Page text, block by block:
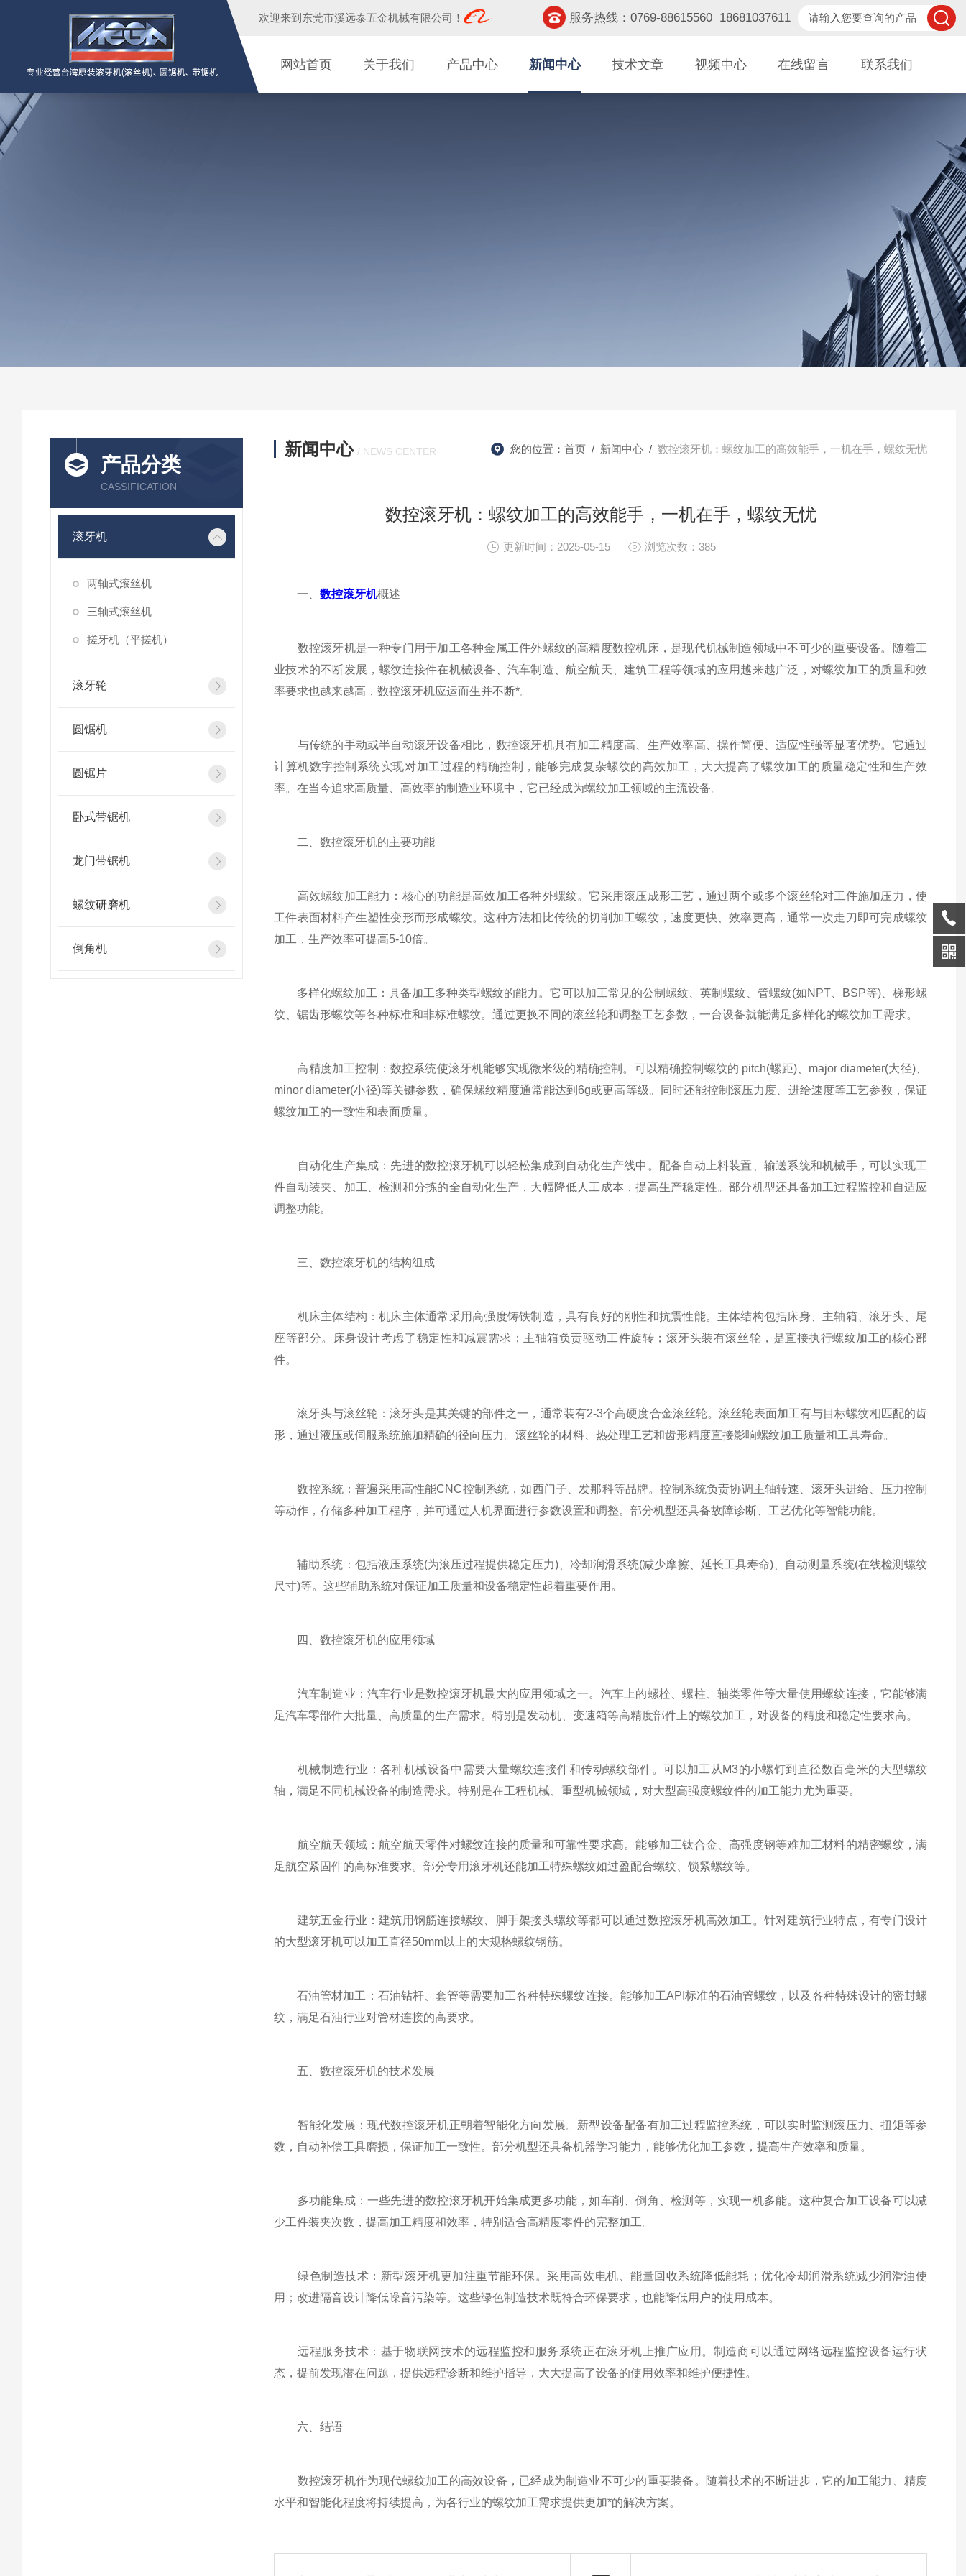
欢迎来到 东莞市溪远泰五金机械有限公司 ！ 服务热线：0769-88615560 18681037611
网站首页 关于我们 产品中心 新闻中心 技术文章 视频中心 在线留言 联系我们
产品分类
CASSIFICATION
滚牙机
两轴式滚丝机
三轴式滚丝机
搓牙机（平搓机）
滚牙轮
圆锯机
圆锯片
卧式带锯机
龙门带锯机
螺纹研磨机
倒角机
新闻中心 / NEWS CENTER 您的位置： 首页 / 新闻中心 / 数控滚牙机：螺纹加工的高效能手，一机在手，螺纹无忧
数控滚牙机：螺纹加工的高效能手，一机在手，螺纹无忧
更新时间：2025-05-15 浏览次数：385
一、数控滚牙机概述
数控滚牙机是一种专门用于加工各种金属工件外螺纹的高精度数控机床，是现代机械制造领域中不可少的重要设备。随着工
业技术的不断发展，螺纹连接件在机械设备、汽车制造、航空航天、建筑工程等领域的应用越来越广泛，对螺纹加工的质量和效
率要求也越来越高，数控滚牙机应运而生并不断*。
与传统的手动或半自动滚牙设备相比，数控滚牙机具有加工精度高、生产效率高、操作简便、适应性强等显著优势。它通过
计算机数字控制系统实现对加工过程的精确控制，能够完成复杂螺纹的高效加工，大大提高了螺纹加工的质量稳定性和生产效
率。在当今追求高质量、高效率的制造业环境中，它已经成为螺纹加工领域的主流设备。
二、数控滚牙机的主要功能
高效螺纹加工能力：核心的功能是高效加工各种外螺纹。它采用滚压成形工艺，通过两个或多个滚丝轮对工件施加压力，使
工件表面材料产生塑性变形而形成螺纹。这种方法相比传统的切削加工螺纹，速度更快、效率更高，通常一次走刀即可完成螺纹
加工，生产效率可提高5-10倍。
多样化螺纹加工：具备加工多种类型螺纹的能力。它可以加工常见的公制螺纹、英制螺纹、管螺纹(如NPT、BSP等)、梯形螺
纹、锯齿形螺纹等各种标准和非标准螺纹。通过更换不同的滚丝轮和调整工艺参数，一台设备就能满足多样化的螺纹加工需求。
高精度加工控制：数控系统使滚牙机能够实现微米级的精确控制。可以精确控制螺纹的 pitch(螺距)、major diameter(大径)、
minor diameter(小径)等关键参数，确保螺纹精度通常能达到6g或更高等级。同时还能控制滚压力度、进给速度等工艺参数，保证
螺纹加工的一致性和表面质量。
自动化生产集成：先进的数控滚牙机可以轻松集成到自动化生产线中。配备自动上料装置、输送系统和机械手，可以实现工
件自动装夹、加工、检测和分拣的全自动化生产，大幅降低人工成本，提高生产稳定性。部分机型还具备加工过程监控和自适应
调整功能。
三、数控滚牙机的结构组成
机床主体结构：机床主体通常采用高强度铸铁制造，具有良好的刚性和抗震性能。主体结构包括床身、主轴箱、滚牙头、尾
座等部分。床身设计考虑了稳定性和减震需求；主轴箱负责驱动工件旋转；滚牙头装有滚丝轮，是直接执行螺纹加工的核心部
件。
滚牙头与滚丝轮：滚牙头是其关键的部件之一，通常装有2-3个高硬度合金滚丝轮。滚丝轮表面加工有与目标螺纹相匹配的齿
形，通过液压或伺服系统施加精确的径向压力。滚丝轮的材料、热处理工艺和齿形精度直接影响螺纹加工质量和工具寿命。
数控系统：普遍采用高性能CNC控制系统，如西门子、发那科等品牌。控制系统负责协调主轴转速、滚牙头进给、压力控制
等动作，存储多种加工程序，并可通过人机界面进行参数设置和调整。部分机型还具备故障诊断、工艺优化等智能功能。
辅助系统：包括液压系统(为滚压过程提供稳定压力)、冷却润滑系统(减少摩擦、延长工具寿命)、自动测量系统(在线检测螺纹
尺寸)等。这些辅助系统对保证加工质量和设备稳定性起着重要作用。
四、数控滚牙机的应用领域
汽车制造业：汽车行业是数控滚牙机最大的应用领域之一。汽车上的螺栓、螺柱、轴类零件等大量使用螺纹连接，它能够满
足汽车零部件大批量、高质量的生产需求。特别是发动机、变速箱等高精度部件上的螺纹加工，对设备的精度和稳定性要求高。
机械制造行业：各种机械设备中需要大量螺纹连接件和传动螺纹部件。可以加工从M3的小螺钉到直径数百毫米的大型螺纹
轴，满足不同机械设备的制造需求。特别是在工程机械、重型机械领域，对大型高强度螺纹件的加工能力尤为重要。
航空航天领域：航空航天零件对螺纹连接的质量和可靠性要求高。能够加工钛合金、高强度钢等难加工材料的精密螺纹，满
足航空紧固件的高标准要求。部分专用滚牙机还能加工特殊螺纹如过盈配合螺纹、锁紧螺纹等。
建筑五金行业：建筑用钢筋连接螺纹、脚手架接头螺纹等都可以通过数控滚牙机高效加工。针对建筑行业特点，有专门设计
的大型滚牙机可以加工直径50mm以上的大规格螺纹钢筋。
石油管材加工：石油钻杆、套管等需要加工各种特殊螺纹连接。能够加工API标准的石油管螺纹，以及各种特殊设计的密封螺
纹，满足石油行业对管材连接的高要求。
五、数控滚牙机的技术发展
智能化发展：现代数控滚牙机正朝着智能化方向发展。新型设备配备有加工过程监控系统，可以实时监测滚压力、扭矩等参
数，自动补偿工具磨损，保证加工一致性。部分机型还具备机器学习能力，能够优化加工参数，提高生产效率和质量。
多功能集成：一些先进的数控滚牙机开始集成更多功能，如车削、倒角、检测等，实现一机多能。这种复合加工设备可以减
少工件装夹次数，提高加工精度和效率，特别适合高精度零件的完整加工。
绿色制造技术：新型滚牙机更加注重节能环保。采用高效电机、能量回收系统降低能耗；优化冷却润滑系统减少润滑油使
用；改进隔音设计降低噪音污染等。这些绿色制造技术既符合环保要求，也能降低用户的使用成本。
远程服务技术：基于物联网技术的远程监控和服务系统正在滚牙机上推广应用。制造商可以通过网络远程监控设备运行状
态，提前发现潜在问题，提供远程诊断和维护指导，大大提高了设备的使用效率和维护便捷性。
六、结语
数控滚牙机作为现代螺纹加工的高效设备，已经成为制造业不可少的重要装备。随着技术的不断进步，它的加工能力、精度
水平和智能化程度将持续提高，为各行业的螺纹加工需求提供更加*的解决方案。